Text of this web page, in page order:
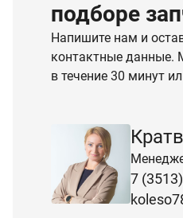
подборе
Напишите нам и
контактные данные.
в течение 30 минут
7